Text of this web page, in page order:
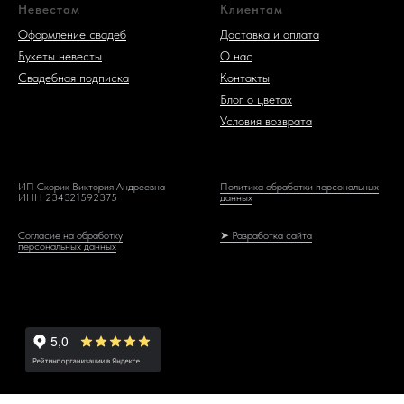
Невестам
Оформление свадеб
Букеты невесты
Свадебная подписка
Клиентам
Доставка и оплата
О нас
Контакты
Блог о цветах
Условия возврата
ИП Скорик Виктория Андреевна
ИНН 234321592375
Политика обработки персональных
данных
Согласие на обработку
персональных данных
➤ Разработка сайта